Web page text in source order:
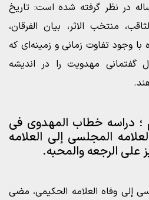
در نظر گرفته شده است: تاریخ
منتخب الاثر، بیان الفرقان،
وجود تفاوت زمانی و زمینه‌ای که
گفتمانی مهدویت را در اندیشه
؛ دراسه خطاب المهدوی فی
المجلسی إلى العلامه
على الرجعه والمحبه.
إلى وفاه العلامه الحکیمی، مضى